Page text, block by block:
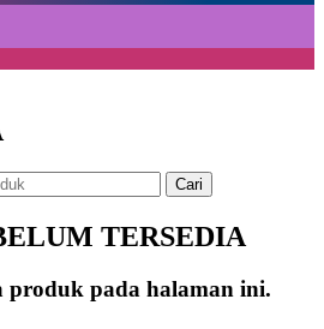
Cari
TERSEDIA
produk pada halaman ini.